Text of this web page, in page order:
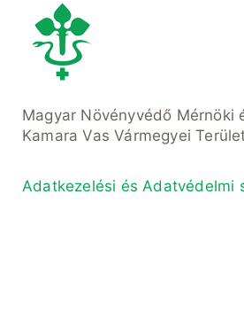
Magyar Növényvédő Mérnöki
Kamara Vas Vármegyei
Adatkezelési és Adatvédelmi